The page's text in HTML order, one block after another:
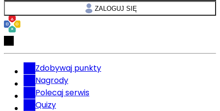
ZALOGUJ SIĘ
Zdobywaj punkty
Nagrody
Polecaj serwis
Quizy